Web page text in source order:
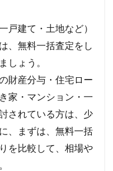
戸建て・土地など）
、無料一括査定をし
しょう。
財産分与・住宅ロー
家・マンション・一
されている方は、少
、まずは、無料一括
を比較して、相場や